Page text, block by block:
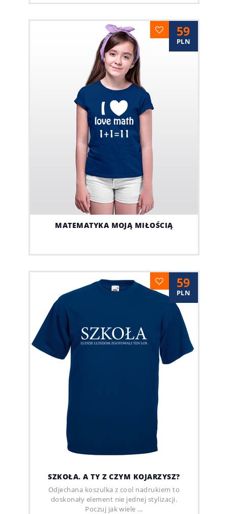
59
PLN
MATEMATYKA MOJĄ MIŁOŚCIĄ
59
PLN
SZKOŁA. A TY Z CZYM KOJARZYSZ?
Odjechana koszulka z cool nadrukiem to
doskonały element nie jednej stylizacji.
Poczuj jak wiele ...